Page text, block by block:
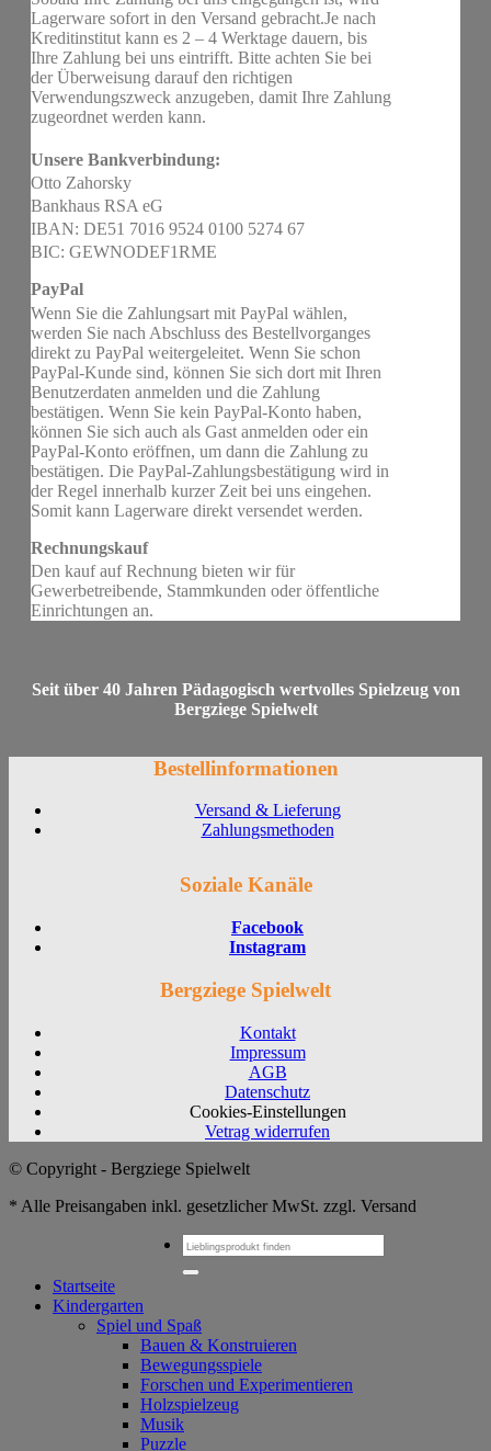
Lagerware sofort in den Versand gebracht.Je nach
Kreditinstitut kann es 2 – 4 Werktage dauern, bis
Ihre Zahlung bei uns eintrifft. Bitte achten Sie bei
der Überweisung darauf den richtigen
Verwendungszweck anzugeben, damit Ihre Zahlung
zugeordnet werden kann.
Unsere Bankverbindung:
Otto Zahorsky
Bankhaus RSA eG
IBAN: DE51 7016 9524 0100 5274 67
BIC: GEWNODEF1RME
PayPal
Wenn Sie die Zahlungsart mit PayPal wählen,
werden Sie nach Abschluss des Bestellvorganges
direkt zu PayPal weitergeleitet. Wenn Sie schon
PayPal-Kunde sind, können Sie sich dort mit Ihren
Benutzerdaten anmelden und die Zahlung
bestätigen. Wenn Sie kein PayPal-Konto haben,
können Sie sich auch als Gast anmelden oder ein
PayPal-Konto eröffnen, um dann die Zahlung zu
bestätigen. Die PayPal-Zahlungsbestätigung wird in
der Regel innerhalb kurzer Zeit bei uns eingehen.
Somit kann Lagerware direkt versendet werden.
Rechnungskauf
Den kauf auf Rechnung bieten wir für
Gewerbetreibende, Stammkunden oder öffentliche
Einrichtungen an.
Seit über 40 Jahren Pädagogisch wertvolles Spielzeug von
Bergziege Spielwelt
Bestellinformationen
Versand & Lieferung
Zahlungsmethoden
Soziale Kanäle
Facebook
Instagram
Bergziege Spielwelt
Kontakt
Impressum
AGB
Datenschutz
Cookies-Einstellungen
Vetrag widerrufen
© Copyright - Bergziege Spielwelt
* Alle Preisangaben inkl. gesetzlicher MwSt. zzgl. Versand
Suchen
nach:
Startseite
Kindergarten
Spiel und Spaß
Bauen & Konstruieren
Bewegungsspiele
Forschen und Experimentieren
Holzspielzeug
Musik
Puzzle